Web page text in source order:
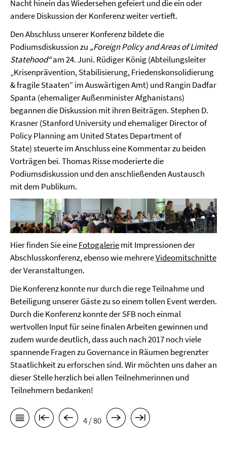
Nacht hinein das Wiedersehen gefeiert und die ein oder
andere Diskussion der Konferenz weiter vertieft.
Den Abschluss unserer Konferenz bildete die
Podiumsdiskussion zu „Foreign Policy and Areas of Limited
Statehood“am 24. Juni. Rüdiger König (Abteilungsleiter
„Krisenprävention, Stabilisierung, Friedenskonsolidierung
& fragile Staaten“ im Auswärtigen Amt) und Rangin Dadfar
Spanta (ehemaliger Außenminister Afghanistans)
begannen die Diskussion mit ihren Beiträgen. Stephen D.
Krasner (Stanford University und ehemaliger Director of
Policy Planning am United States Department of
State) steuerte im Anschluss eine Kommentar zu beiden
Vorträgen bei. Thomas Risse moderierte die
Podiumsdiskussion und den anschließenden Austausch
mit dem Publikum.
Hier finden Sie eineFotogaleriemit Impressionen der
Abschlusskonferenz, ebenso wie mehrereVideomitschnitte
der Veranstaltungen.
Die Konferenz konnte nur durch die rege Teilnahme und
Beteiligung unserer Gäste zu so einem tollen Event werden.
Durch die Konferenz konnte der SFB noch einmal
wertvollen Input für seine finalen Arbeiten gewinnen und
zudem wurde deutlich, dass auch nach 2017 noch viele
spannende Fragen zu Governance in Räumen begrenzter
Staatlichkeit zu erforschen sind. Wir möchten uns daher an
dieser Stelle herzlich bei allen Teilnehmerinnen und
Teilnehmern bedanken!
4 / 80